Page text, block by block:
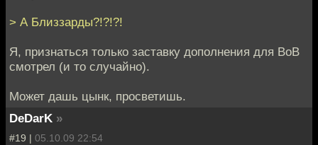
> А Близзарды?!?!?!
Я, признаться только заставку дополнения для ВоВ
смотрел (и то случайно).
Может дашь цынк, просветишь.
DeDarK »
#19 | 05.10.09 22:54